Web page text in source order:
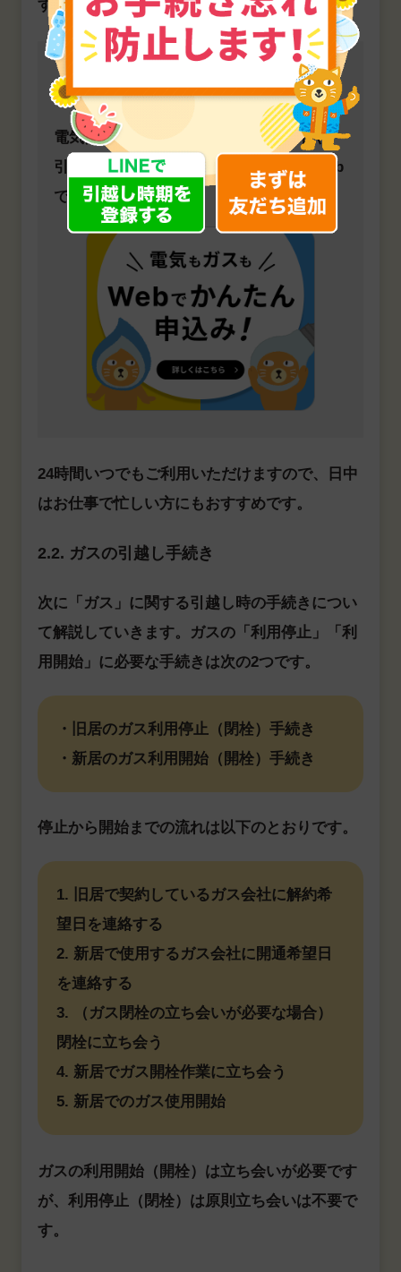
す。
引越しされる方へ
電気はもちろん、電気とガスのセットや
引越しに関連するさまざまな手続きもWeb
で簡単に行えます。
24時間いつでもご利用いただけますので、日中
はお仕事で忙しい方にもおすすめです。
2.2. ガスの引越し手続き
次に「ガス」に関する引越し時の手続きについ
て解説していきます。ガスの「利用停止」「利
用開始」に必要な手続きは次の2つです。
・旧居のガス利用停止（閉栓）手続き
・新居のガス利用開始（開栓）手続き
停止から開始までの流れは以下のとおりです。
1. 旧居で契約しているガス会社に解約希
望日を連絡する
2. 新居で使用するガス会社に開通希望日
を連絡する
3. （ガス閉栓の立ち会いが必要な場合）
閉栓に立ち会う
4. 新居でガス開栓作業に立ち会う
5. 新居でのガス使用開始
ガスの利用開始（開栓）は立ち会いが必要です
が、利用停止（閉栓）は原則立ち会いは不要で
す。